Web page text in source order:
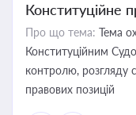
Конституційне
Про що тема: Тема
Конституційним
контролю, розгляду
правових позицій